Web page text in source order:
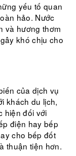
yếu tố quan
hảo. Nước
và hương thơm
khó chịu cho
của dịch vụ
khách du lịch,
hiện đối với
điện hay bếp
cho bếp đốt
thuận tiện hơn.